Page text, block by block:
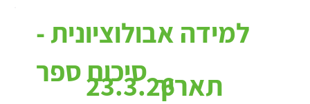
למידה אבולוציונית -
סיכום ספר
23.3.26תאריך